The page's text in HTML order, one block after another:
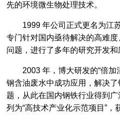
先的环境微生物处理技术。
1999 年公司正式更名为江
专门针对国内亟待解决的高难
问题，进行了多年的研究开发和
2003 年，博大研发的“倍
钢含油废水中成功应用，解决
题，从此在国内钢铁行业得到
列为“高技术产业化示范项目”，